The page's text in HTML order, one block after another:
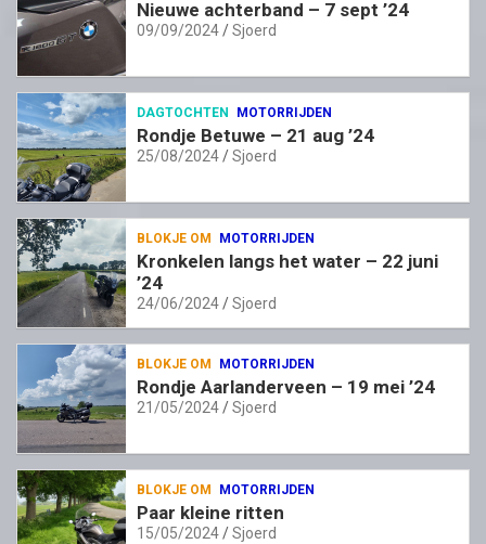
Nieuwe achterband – 7 sept ’24
09/09/2024 Sjoerd
DAGTOCHTEN MOTORRIJDEN
Rondje Betuwe – 21 aug ’24
25/08/2024 Sjoerd
BLOKJE OM MOTORRIJDEN
Kronkelen langs het water – 22 juni
’24
24/06/2024 Sjoerd
BLOKJE OM MOTORRIJDEN
Rondje Aarlanderveen – 19 mei ’24
21/05/2024 Sjoerd
BLOKJE OM MOTORRIJDEN
Paar kleine ritten
15/05/2024 Sjoerd